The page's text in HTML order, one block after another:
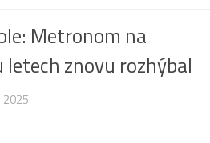
Metronom na
letech znovu rozhýbal
2025